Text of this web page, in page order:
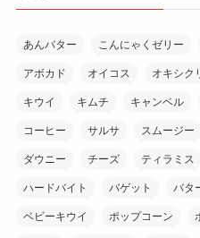
あんバター こんにゃくゼリー
アボカド オイコス オキシク
キウイ キムチ キャンベル
コーヒー サルサ スムージー
ダウニー チーズ ティラミス
ハードバイト バゲット バタ
ベビーキウイ ポップコーン